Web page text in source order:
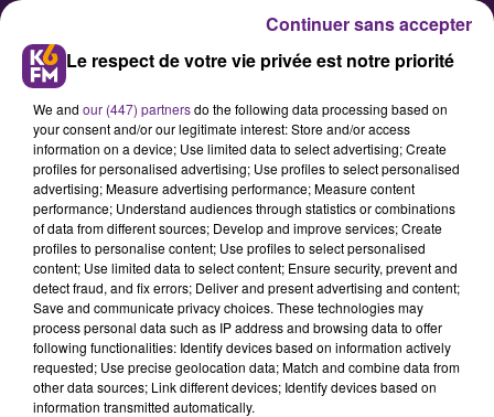
A quoi ressemblera l’Homme
dans 50 ans?
« A quoi ressemblera l’Homme
dans 50 ans? Une question
d’éthique, de société et d’avenir. »
Le respect de votre vie privée est notre priorité
We and our (447) partnersdo the following data processing based on
your consent and/or our legitimate interest: Store and/or access
information on a device; Use limited data to select advertising; Create
profiles for personalised advertising; Use profiles to select personalised
advertising; Measure advertising performance; Measure content
performance; Understand audiences through statistics or combinations
of data from different sources; Develop and improve services; Create
profiles to personalise content; Use profiles to select personalised
content; Use limited data to select content; Ensure security, prevent and
detect fraud, and fix errors; Deliver and present advertising and content;
Save and communicate privacy choices. These technologies may
process personal data such as IP address and browsing data to offer
following functionalities: Identify devices based on information actively
requested; Use precise geolocation data; Match and combine data from
other data sources; Link different devices; Identify devices based on
information transmitted automatically.
Continuer sans accepter